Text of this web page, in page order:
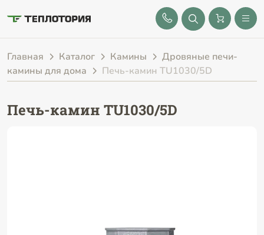
8 (843) 212-25-32
Главная Каталог Камины
Дровяные печи-
камины для дома
Печь-камин TU1030/5D
Печь-камин TU1030/5D